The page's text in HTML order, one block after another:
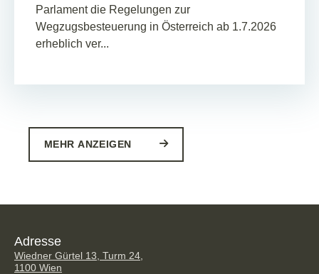
Parlament die Regelungen zur
Wegzugsbesteuerung in Österreich ab 1.7.2026
erheblich ver...
MEHR ANZEIGEN
Adresse
Wiedner Gürtel 13, Turm 24,
1100 Wien